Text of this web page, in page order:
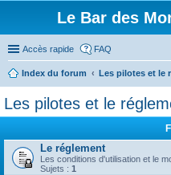
Le Bar des
Accès rapide FAQ
Index du forum
Les pilotes et le
Les pilotes et le
Le réglement
Les conditions d'utilisation et le
Sujets : 1